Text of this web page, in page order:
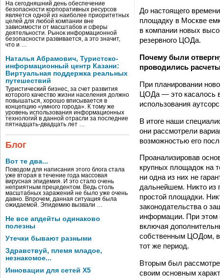
На сегодняшний день обеспечение
безопасности корпоративных ресурсов
является одной из наиболее приоритетных
целей для любой компании вне
зависимости от масштабов и сферы
деятельности. Рынок информационной
безопасности развивается, а это значит,
что и …
Наталья Абрамович, Туристско-
информационный центр Казани:
Виртуальная поддержка реальных
путешествий
Туристический бизнес, за счет развития
которого качество жизни населения должно
повышаться, хорошо вписывается в
концепцию «умного города». К тому же
уровень использования информационных
технологий в данной отрасли за последние
пятнадцать-двадцать лет …
Блог
Вот те два...
Поводом для написания этого блога стала
уже вторая в течение года массовая
вирусная эпидемия. И это стало очень
неприятным прецедентом. Ведь столь
масштабных заражений не было уже очень
давно. Впрочем, данная ситуация была
ожидаемой. Эпидемию вызвали …
Не все апдейты одинаково
полезны
Утечки бывают разными
Здравствуй, племя младое,
незнакомое...
Инновации для сетей X5
До настоящего
площадку в Москве
в компании новых
резервного ЦОДа.
Почему были
проводились
При планировании
ЦОДа — это касалось
использования
В итоге наши
они рассмотрели
возможностью его
Проанализировав
крупных площадок на
ни одна из них не
дальнейшем. Никто из
простой площадки.
законодательства о
информации. При этом
включая
собственным ЦОДом, в
тот же период.
Вторым был
своим основным